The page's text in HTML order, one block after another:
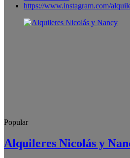
https://www.instagram.com/
Popular
Alquileres Nicolás y